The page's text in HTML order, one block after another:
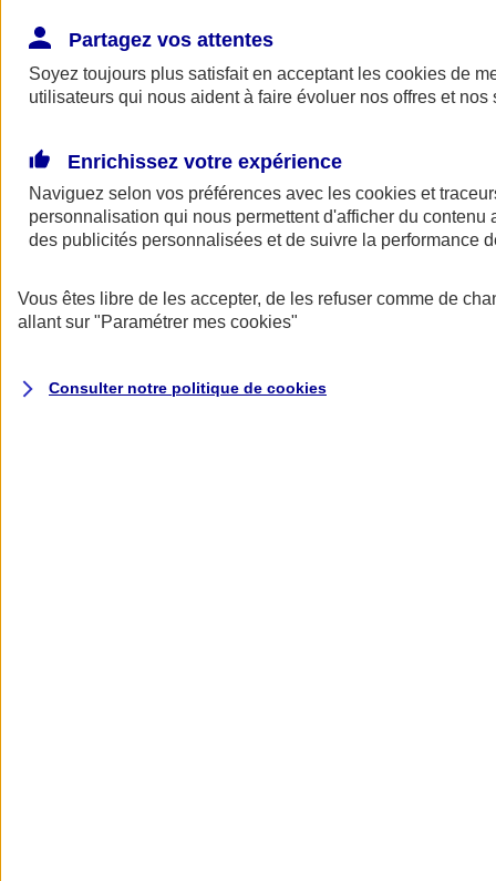
AXA Assurance
Partagez vos attentes
Soyez toujours plus satisfait en acceptant les cookies de
utilisateurs qui nous aident à faire évoluer nos offres et nos
Enrichissez votre expérience
Naviguez selon vos préférences avec les cookies et
personnalisation qui nous permettent d'afficher du contenu
des publicités personnalisées et de suivre la performance
Vous êtes libre de les accepter, de les refuser comme de
allant sur "Paramétrer mes cookies"
Consulter notre politique de cookies